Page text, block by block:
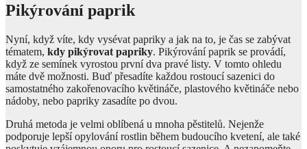
Pikýrování paprik
Nyní, když víte, kdy vysévat papriky a jak na to, je čas se zabývat
tématem, kdy pikýrovat papriky. Pikýrování paprik se provádí,
když ze semínek vyrostou první dva pravé listy. V tomto ohledu
máte dvě možnosti. Buď přesadíte každou rostoucí sazenici do
samostatného zakořenovacího květináče, plastového květináče nebo
nádoby, nebo papriky zasadíte po dvou.
Druhá metoda je velmi oblíbená u mnoha pěstitelů. Nejenže
podporuje lepší opylování rostlin během budoucího kvetení, ale také